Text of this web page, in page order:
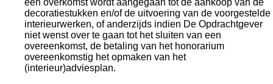
een overkomst wordt aangegaan tot de aankoop van de
decoratiestukken en/of de uitvoering van de voorgestelde
interieurwerken, of anderzijds indien De Opdrachtgever
niet wenst over te gaan tot het sluiten van een
overeenkomst, de betaling van het honorarium
overeenkomstig het opmaken van het
(interieur)adviesplan.